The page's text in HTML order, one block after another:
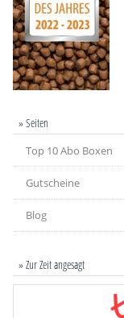
» Seiten
Top 10 Abo Boxen
Gutscheine
Blog
» Zur Zeit angesagt